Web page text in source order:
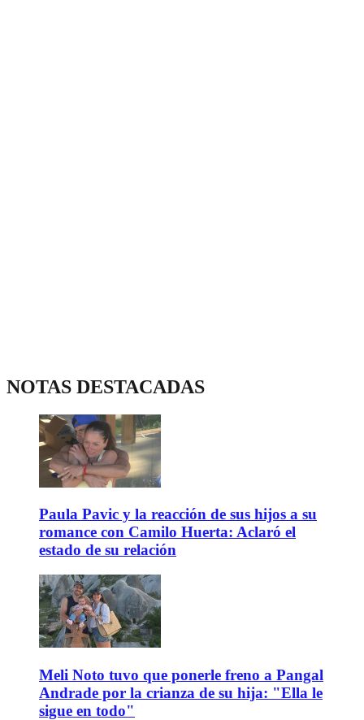
NOTAS DESTACADAS
Paula Pavic y la reacción de sus hijos a su
romance con Camilo Huerta: Aclaró el
estado de su relación
Meli Noto tuvo que ponerle freno a Pangal
Andrade por la crianza de su hija: "Ella le
sigue en todo"